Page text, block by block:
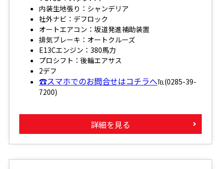
内装生地張り：シャンデリア
社外ナビ：デフロック
オートエアコン：坂道発進補助装置
排気ブレーキ：オートクルーズ
E13Cエンジン：380馬力
プロシフト：後輪エアサス
2デフ
☎スマホでのお問合せはコチラへ℡(0285-39-
7200)
詳細を見る